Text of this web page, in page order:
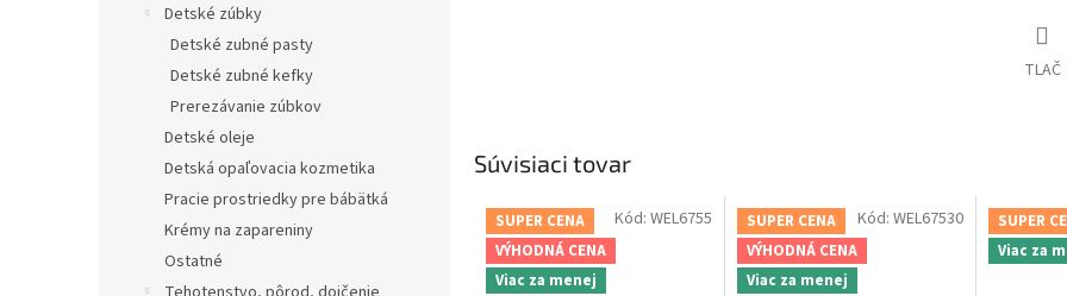
Detské zúbky
Detské zubné pasty
Detské zubné kefky
Prerezávanie zúbkov
Detské oleje
Detská opaľovacia kozmetika
Pracie prostriedky pre bábätká
Krémy na zapareniny
Ostatné
TLAČ
Súvisiaci tovar
SUPER CENA
VÝHODNÁ CENA
Viac za menej
Kód: WEL6755
SUPER CENA
VÝHODNÁ CENA
Viac za menej
Kód: WEL67530
SUPER
Viac za